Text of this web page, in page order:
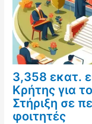
3,358 εκατ.
Κρήτης για
Στήριξη σε
φοιτητές